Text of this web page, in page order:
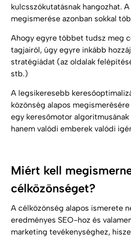
kulcsszókutatásnak hangozhat.
megismerése azonban sokkal
Ahogy egyre többet tudsz meg
tagjairól, úgy egyre inkább
stratégiádat (az oldalak
stb.)
A legsikeresebb
közönség alapos
egy keresőmotor
hanem valódi emberek valódi
Miért kell
célközönséget?
A célközönség alapos ismerete
eredményes SEO-hoz és
marketing tevékenységhez,